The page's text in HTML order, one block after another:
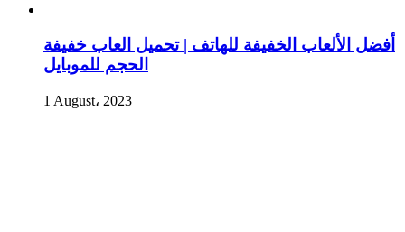
أفضل الألعاب الخفيفة للهاتف | تحميل العاب خفيفة
الحجم للموبايل
1 August، 2023